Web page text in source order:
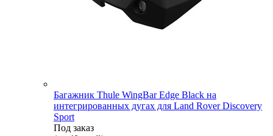
Багажник Thule WingBar Edge Black на
интегрированных дугах для Land Rover Discovery
Sport
Под заказ